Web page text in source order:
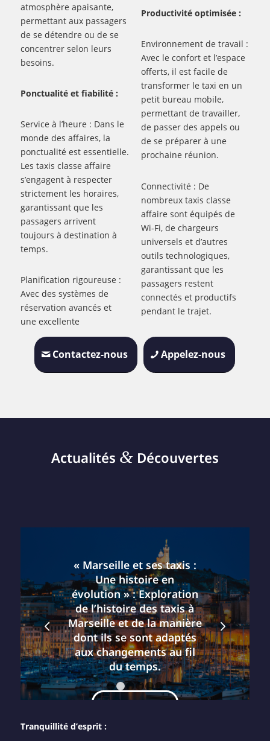
atmosphère apaisante,
permettant aux passagers
de se détendre ou de se
concentrer selon leurs
besoins.
Ponctualité et fiabilité :
Service à l’heure : Dans le
monde des affaires, la
ponctualité est essentielle.
Les taxis classe affaire
s’engagent à respecter
strictement les horaires,
garantissant que les
passagers arrivent
toujours à destination à
temps.
Planification rigoureuse :
Avec des systèmes de
réservation avancés et
une excellente
Productivité optimisée :
Environnement de travail :
Avec le confort et l’espace
offerts, il est facile de
transformer le taxi en un
petit bureau mobile,
permettant de travailler,
de passer des appels ou
de se préparer à une
prochaine réunion.
Connectivité : De
nombreux taxis classe
affaire sont équipés de
Wi-Fi, de chargeurs
universels et d’autres
outils technologiques,
garantissant que les
passagers restent
connectés et productifs
pendant le trajet.
Contactez-nous Appelez-nous
Actualités &Découvertes
« Marseille et ses taxis :
Une histoire en
évolution » : Exploration
de l’histoire des taxis à
Marseille et de la manière
dont ils se sont adaptés
aux changements au fil
du temps.
Suivant
1 2 3 4 5 6
Tranquillité d’esprit :